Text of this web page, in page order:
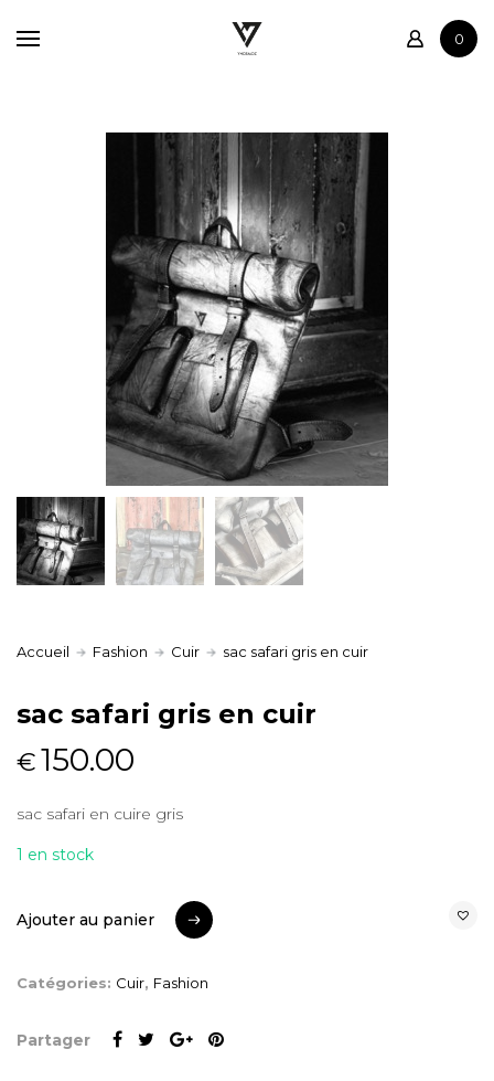
0
Boutique
Accueil Fashion Cuir sac safari gris en cuir
sac safari gris en cuir
€150.00
sac safari en cuire gris
1 en stock
Ajouter au panier
Catégories: Cuir, Fashion
Partager